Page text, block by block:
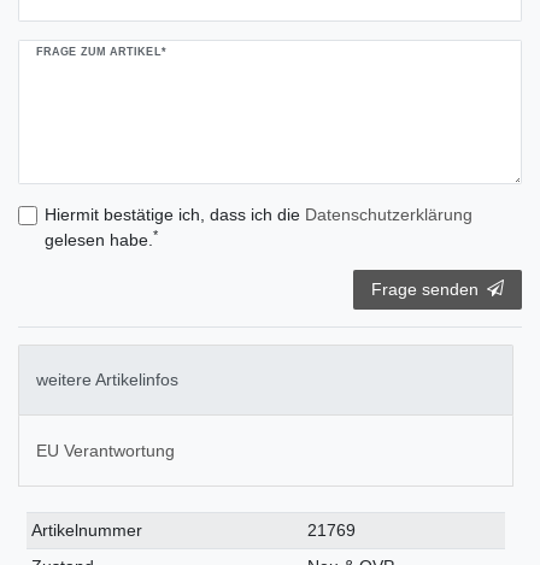
FRAGE ZUM ARTIKEL*
Hiermit bestätige ich, dass ich die Daten­schutz­erklärung
gelesen habe. *
Frage senden
weitere Artikelinfos
EU Verantwortung
Technisches
Merkmal
Wert
Artikelnummer
21769